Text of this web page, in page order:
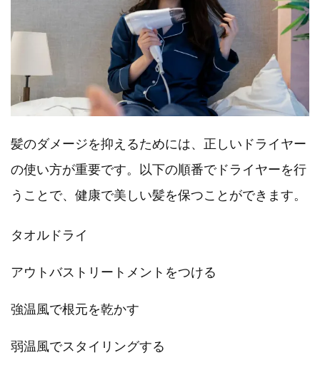
髪のダメージを抑えるためには、正しいドライヤー
の使い方が重要です。以下の順番でドライヤーを行
うことで、健康で美しい髪を保つことができます。
タオルドライ
アウトバストリートメントをつける
強温風で根元を乾かす
弱温風でスタイリングする